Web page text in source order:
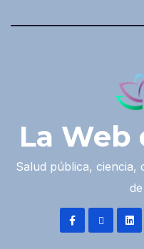
La Web
Salud pública, ciencia,